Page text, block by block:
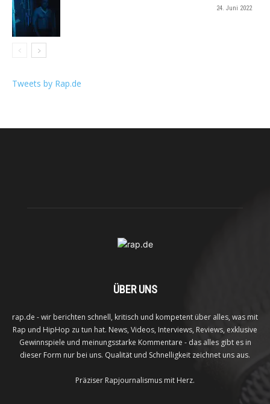
24. Juni 2022
Tweets by Rap.de
ÜBER UNS
rap.de - wir berichten schnell, kritisch und kompetent über alles, was mit
Rap und HipHop zu tun hat. News, Videos, Interviews, Reviews, exklusive
Gewinnspiele und meinungsstarke Kommentare - das alles gibt es in
dieser Form nur bei uns. Qualität und Schnelligkeit zeichnet uns aus.
Präziser Rapjournalismus mit Herz.